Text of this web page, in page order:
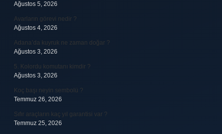
Ağustos 5, 2026
Avarların görevi nedir ?
Ağustos 4, 2026
Adana’da kuyruk ne zaman doğar ?
Ağustos 3, 2026
5. Kolordu komutanı kimdir ?
Ağustos 3, 2026
Koç başı neyin sembolü ?
Temmuz 26, 2026
Sıfır araçların kaç yıl garantisi var ?
Temmuz 25, 2026